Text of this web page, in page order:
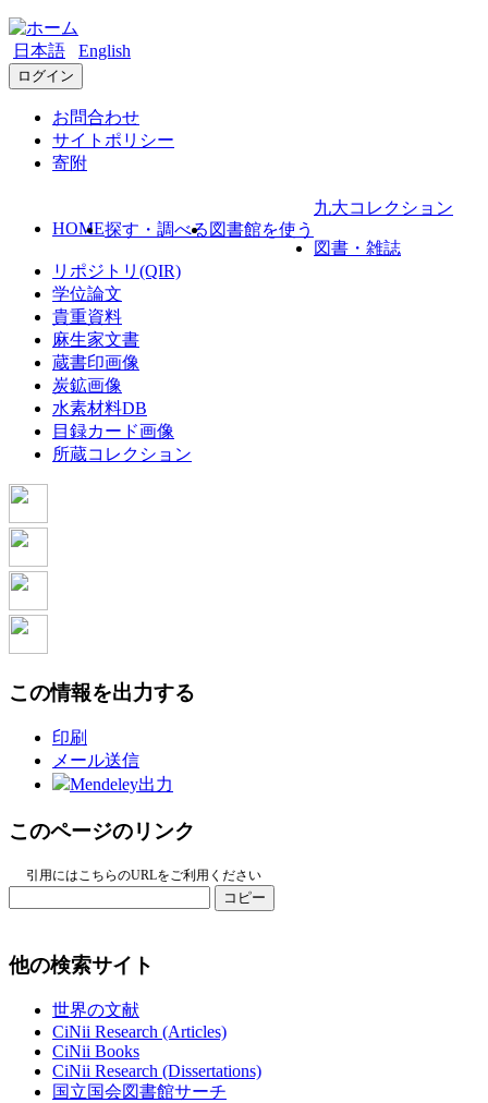
日本語 English
ログイン
お問合わせ
サイトポリシー
寄附
HOME探す・調べる 図書館を使う
九大コレクション
図書・雑誌
リポジトリ(QIR)
学位論文
貴重資料
麻生家文書
蔵書印画像
炭鉱画像
水素材料DB
目録カード画像
所蔵コレクション
この情報を出力する
印刷
メール送信
Mendeley出力
このページのリンク
引用にはこちらのURLをご利用ください
コピー
他の検索サイト
世界の文献
CiNii Research (Articles)
CiNii Books
CiNii Research (Dissertations)
国立国会図書館サーチ